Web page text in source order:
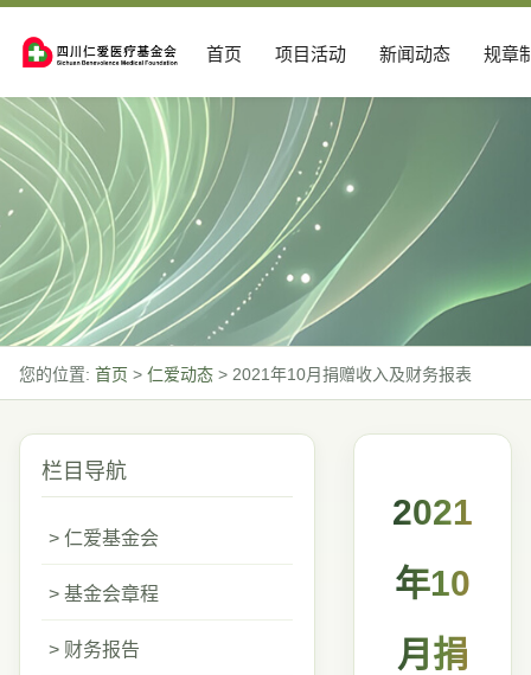
首页 项目活动 新闻动态 规章
您的位置: 首页 > 仁爱动态 > 2021年10月捐赠收入及财务报表
栏目导航
> 仁爱基金会
> 基金会章程
> 财务报告
2021
年10
月捐